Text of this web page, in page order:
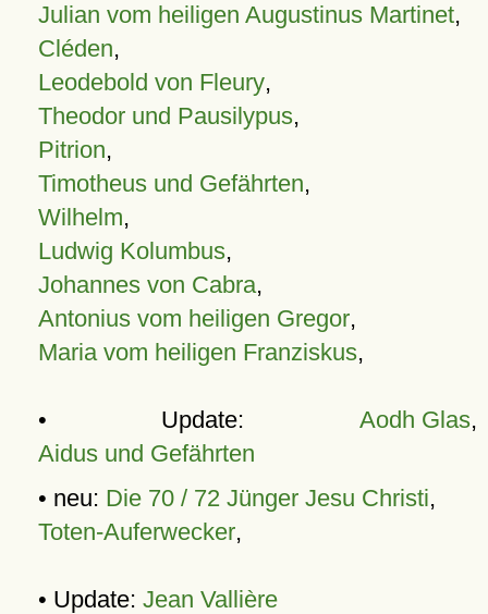
Julian vom heiligen Augustinus Martinet,
Cléden,
Leodebold von Fleury,
Theodor und Pausilypus,
Pitrion,
Timotheus und Gefährten,
Wilhelm,
Ludwig Kolumbus,
Johannes von Cabra,
Antonius vom heiligen Gregor,
Maria vom heiligen Franziskus,
• Update: Aodh Glas,
Aidus und Gefährten
• neu: Die 70 / 72 Jünger Jesu Christi,
Toten-Auferwecker,
• Update: Jean Vallière